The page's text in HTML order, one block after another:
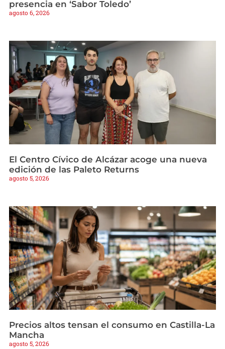
presencia en ‘Sabor Toledo’
agosto 6, 2026
El Centro Cívico de Alcázar acoge una nueva
edición de las Paleto Returns
agosto 5, 2026
Precios altos tensan el consumo en Castilla-La
Mancha
agosto 5, 2026